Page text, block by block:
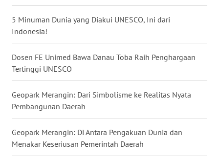
5 Minuman Dunia yang Diakui UNESCO, Ini dari
Indonesia!
Dosen FE Unimed Bawa Danau Toba Raih Penghargaan
Tertinggi UNESCO
Geopark Merangin: Dari Simbolisme ke Realitas Nyata
Pembangunan Daerah
Geopark Merangin: Di Antara Pengakuan Dunia dan
Menakar Keseriusan Pemerintah Daerah
KALBAR
WN
KALTENG
WN
WN
KALSEL
WN
KALTIM